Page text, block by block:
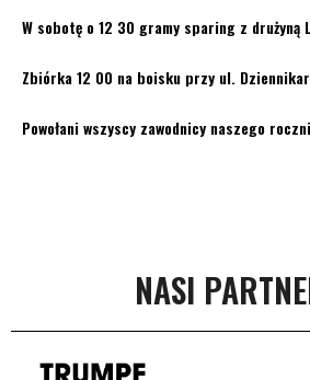
W sobotę o 12 30 gramy sparing z drużyną
Zbiórka 12 00 na boisku przy ul.
Powołani wszyscy zawodnicy naszego
NASI